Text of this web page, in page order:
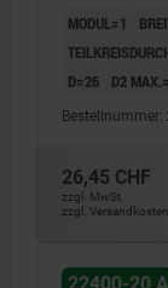
MODUL=1
D=26
D2
Bestellnummer:
26,45 CHF
zzgl. MwSt.
zzgl. Versandkosten